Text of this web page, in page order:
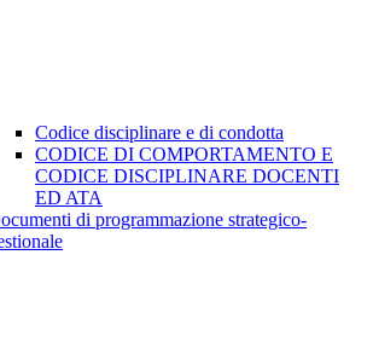
Codice disciplinare e di condotta
CODICE DI COMPORTAMENTO E
CODICE DISCIPLINARE DOCENTI
ED ATA
di programmazione strategico-